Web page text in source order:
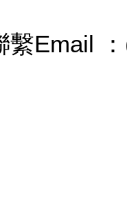
繫Email